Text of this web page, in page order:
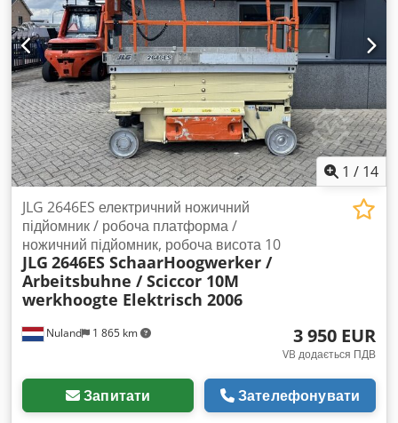
1 / 14
Nuland 1 865 km
JLG 2646ES електричний ножичний
підйомник / робоча платформа /
ножичний підйомник, робоча висота 10
JLG 2646ES SchaarHoogwerker /
Arbeitsbuhne / Sciccor 10M
werkhoogte Elektrisch 2006
3 950 EUR
VB додається ПДВ
Запитати Зателефонувати